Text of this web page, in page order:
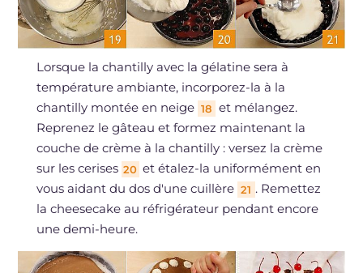
Lorsque la chantilly avec la gélatine sera à
température ambiante, incorporez-la à la
chantilly montée en neige 18 et mélangez.
Reprenez le gâteau et formez maintenant la
couche de crème à la chantilly : versez la crème
sur les cerises 20 et étalez-la uniformément en
vous aidant du dos d'une cuillère 21 . Remettez
la cheesecake au réfrigérateur pendant encore
une demi-heure.